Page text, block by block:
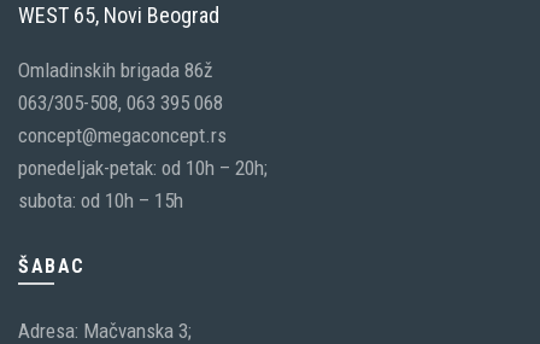
WEST 65, Novi Beograd
Omladinskih brigada 86ž
063/305-508, 063 395 068
concept@megaconcept.rs
ponedeljak-petak: od 10h – 20h;
subota: od 10h – 15h
ŠABAC
Adresa: Mačvanska 3;